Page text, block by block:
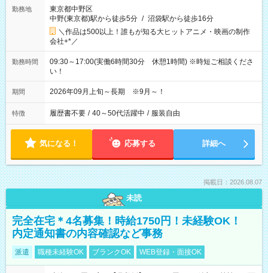
勤務地
東京都中野区
中野(東京都)駅から徒歩5分 / 沼袋駅から徒歩16分
＼作品は500以上！誰もが知る大ヒットアニメ・映画の制作
会社+*／
勤務時間
09:30～17:00(実働6時間30分 休憩1時間) ※時短ご相談くださ
い！
期間 2026年09月上旬～長期 ※9月～！
特徴 履歴書不要 / 40～50代活躍中 / 服装自由
気になる！ 応募する 詳細へ
掲載日：2026.08.07
未読
完全在宅＊4名募集！時給1750円！未経験OK！
内定通知書の内容確認など事務
派遣 職種未経験OK ブランクOK WEB登録・面接OK